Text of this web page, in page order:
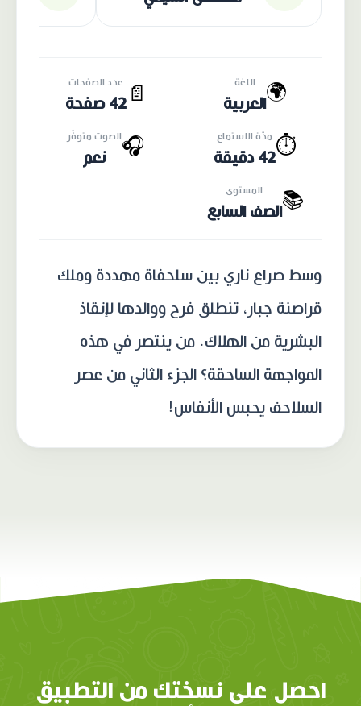
🌍 اللغة
العربية 📄
عدد الصفحات
42 صفحة
⏱️ مدّة الاستماع
42 دقيقة
🎧الصوت متوفّر
نعم
📚 المستوى
الصف السابع
وسط صراع ناري بين سلحفاة مهددة وملك
قراصنة جبار، تنطلق فرح ووالدها لإنقاذ
البشرية من الهلاك. من ينتصر في هذه
المواجهة الساحقة؟ الجزء الثاني من عصر
السلاحف يحبس الأنفاس!
احصل على نسختك من التطبيق